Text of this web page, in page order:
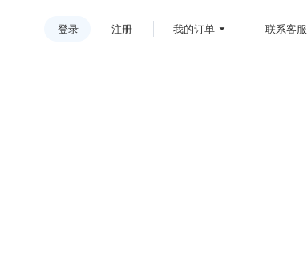
登录 注册 我的订单 联系客服